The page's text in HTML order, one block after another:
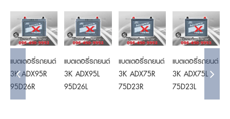
แบตเตอรี่รถยนต์
3K ADX95R
95D26R
Details
แบตเตอรี่รถยนต์
3K ADX95L
95D26L
Details
แบตเตอรี่รถยนต์
3K ADX75R
75D23R
Details
แบตเตอรี่รถยนต์
3K ADX75L
75D23L
Details